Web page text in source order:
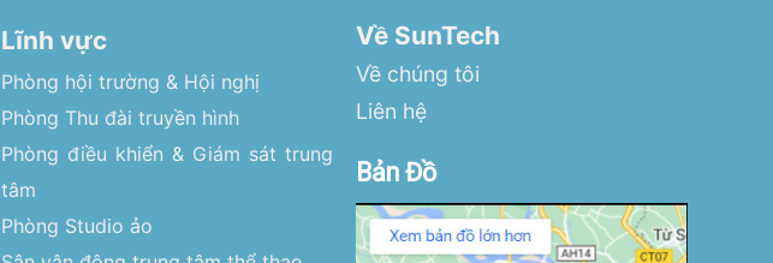
Lĩnh vực
Phòng hội trường & Hội nghị
Phòng Thu đài truyền hình
Phòng điều khiển & Giám sát trung
tâm
Phòng Studio ảo
Về SunTech
Về chúng tôi
Liên hệ
Bản Đồ